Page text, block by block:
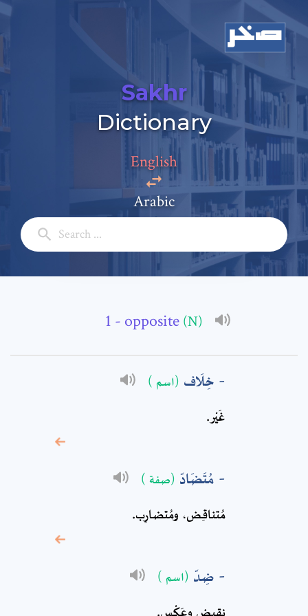
Sakhr
Dictionary
English
Arabic
- opposite (N)
خِلَاف (اسم )
غَيْر‏.
مُتَضَادّ (صفة )
مُتناقِض، ومُتضارِب‏.
ضِدّ (اسم )
نقيض‏ وعَكْس.
Add a comment
Email: *